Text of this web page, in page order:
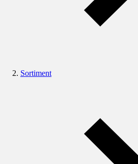
Sortiment